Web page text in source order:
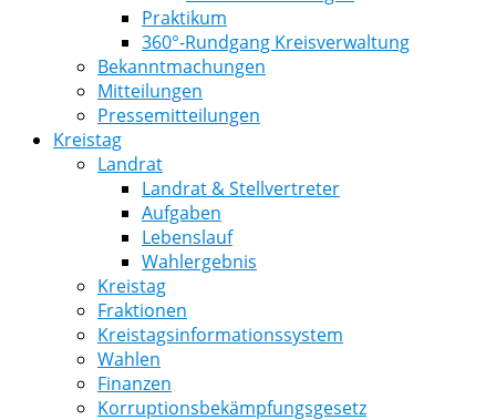
Praktikum
360°-Rundgang Kreisverwaltung
Bekanntmachungen
Mitteilungen
Pressemitteilungen
Kreistag
Landrat
Landrat & Stellvertreter
Aufgaben
Lebenslauf
Wahlergebnis
Kreistag
Fraktionen
Kreistagsinformationssystem
Wahlen
Finanzen
Korruptionsbekämpfungsgesetz